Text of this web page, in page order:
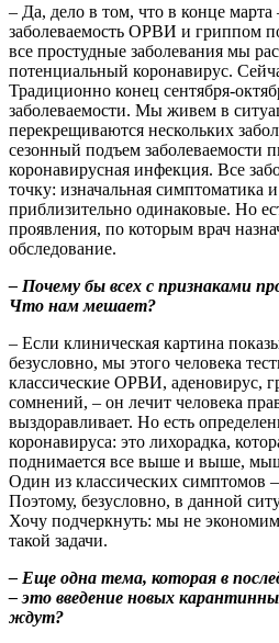
– Да, дело в том, что в конце марта
заболеваемость ОРВИ и гриппом
все простудные заболевания мы
потенциальный коронавирус.
Традиционно конец сентября-
заболеваемости. Мы живем в
перекрещиваются нескольких
сезонный подъем заболеваемости
коронавирусная инфекция. Все
точку: изначальная симптоматика
приблизительно одинаковые. Но
проявления, по которым врач
обследование.
– Почему бы всех с признаками
Что нам мешает?
– Если клиническая картина
безусловно, мы этого человека
классические ОРВИ, аденовирус,
сомнений, – он лечит человека
выздоравливает. Но есть
коронавируса: это лихорадка,
поднимается все выше и выше,
Один из классических симптомов
Поэтому, безусловно, в данной
Хочу подчеркнуть: мы не экономим
такой задачи.
– Еще одна тема, которая в
– это введение новых
ждут?